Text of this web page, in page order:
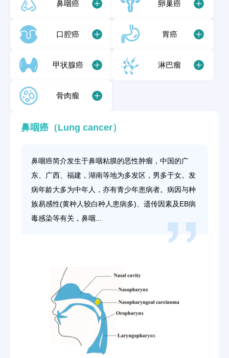
鼻咽癌 卵巢癌
口腔癌 胃癌
甲状腺癌 淋巴瘤
骨肉瘤
鼻咽癌（Lung cancer）
鼻咽癌简介发生于鼻咽粘膜的恶性肿瘤，中国的广
东、广西、福建，湖南等地为多发区，男多于女。发
病年龄大多为中年人，亦有青少年患病者。病因与种
族易感性(黄种人较白种人患病多)、遗传因素及EB病
毒感染等有关，鼻咽...